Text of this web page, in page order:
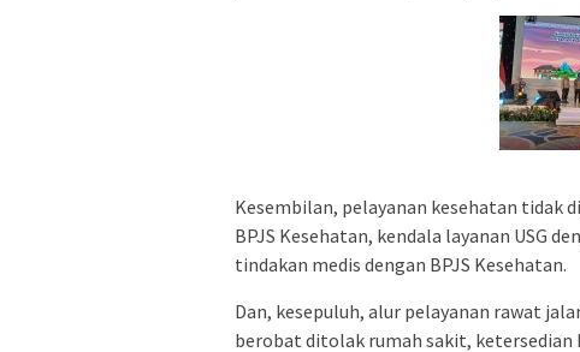
Kesembilan, pelayanan kesehatan tidak
BPJS Kesehatan, kendala layanan USG
tindakan medis dengan BPJS Kesehatan.
Dan, kesepuluh, alur pelayanan rawat
berobat ditolak rumah sakit, ketersedian